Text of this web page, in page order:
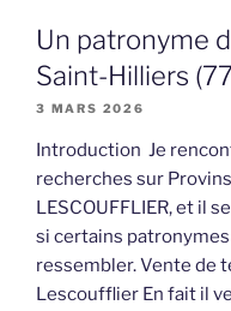
Un patronyme
Saint-Hilliers
3 MARS 2026
Introduction Je
recherches sur
LESCOUFFLIER, et il
si certains
ressembler. Vente de
Lescoufflier En fait il